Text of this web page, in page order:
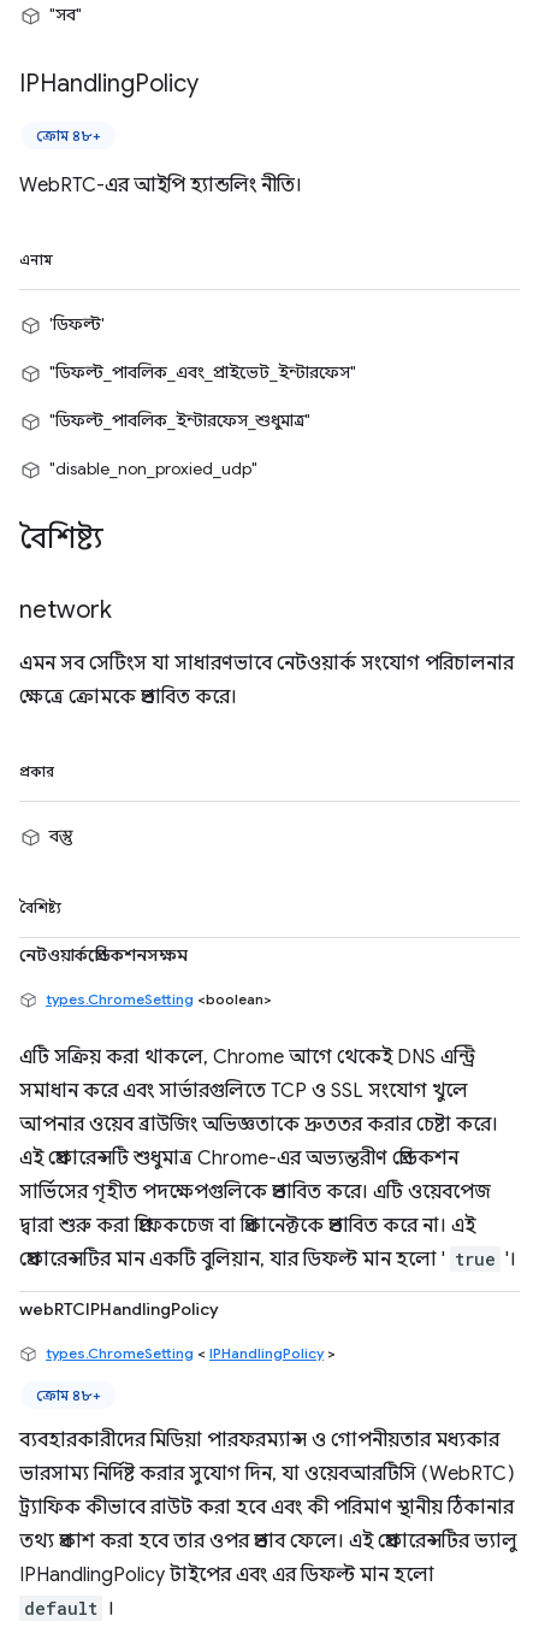
"সব"
IPHandlingPolicy
ক্রোম ৪৮+
WebRTC-এর আইপি হ্যান্ডলিং নীতি।
এনাম
'ডিফল্ট'
"ডিফল্ট_পাবলিক_এবং_প্রাইভেট_ইন্টারফেস"
"ডিফল্ট_পাবলিক_ইন্টারফেস_শুধুমাত্র"
"disable_non_proxied_udp"
বৈশিষ্ট্য
network
এমন সব সেটিংস যা সাধারণভাবে নেটওয়ার্ক সংযোগ পরিচালনার
ক্ষেত্রে ক্রোমকে প্রভাবিত করে।
প্রকার
বস্তু
বৈশিষ্ট্য
নেটওয়ার্কপ্রেডিকশনসক্ষম
types.ChromeSetting <boolean>
এটি সক্রিয় করা থাকলে, Chrome আগে থেকেই DNS এন্ট্রি
সমাধান করে এবং সার্ভারগুলিতে TCP ও SSL সংযোগ খুলে
আপনার ওয়েব ব্রাউজিং অভিজ্ঞতাকে দ্রুততর করার চেষ্টা করে।
এই প্রেফারেন্সটি শুধুমাত্র Chrome-এর অভ্যন্তরীণ প্রেডিকশন
সার্ভিসের গৃহীত পদক্ষেপগুলিকে প্রভাবিত করে। এটি ওয়েবপেজ
দ্বারা শুরু করা প্রিফেকচেজ বা প্রিকানেক্টকে প্রভাবিত করে না। এই
প্রেফারেন্সটির মান একটি বুলিয়ান, যার ডিফল্ট মান হলো ' true '।
webRTCIPHandlingPolicy
types.ChromeSetting < IPHandlingPolicy>
ক্রোম ৪৮+
ব্যবহারকারীদের মিডিয়া পারফরম্যান্স ও গোপনীয়তার মধ্যকার
ভারসাম্য নির্দিষ্ট করার সুযোগ দিন, যা ওয়েবআরটিসি (WebRTC)
ট্র্যাফিক কীভাবে রাউট করা হবে এবং কী পরিমাণ স্থানীয় ঠিকানার
তথ্য প্রকাশ করা হবে তার ওপর প্রভাব ফেলে। এই প্রেফারেন্সটির ভ্যালু
IPHandlingPolicy টাইপের এবং এর ডিফল্ট মান হলো
default ।